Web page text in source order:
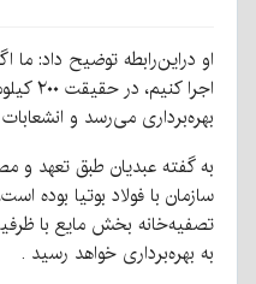
اجرا
بهره‌برداری می‌رسد و
به گفته عبدیان طبق تعهد و
سازمان با فولاد بوتیا بوده
به بهره‌برداری خواهد رسید .